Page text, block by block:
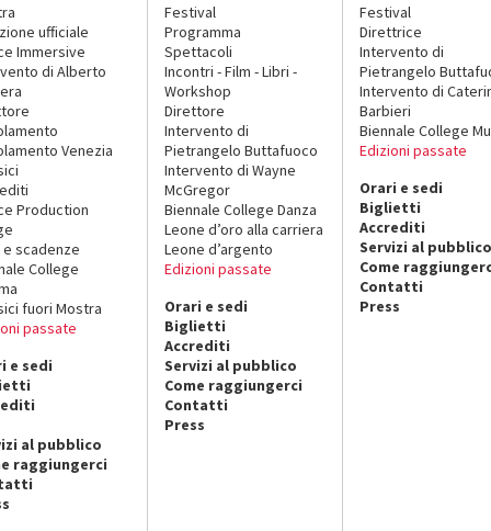
ufficiale
Immersive
di Alberto
Venezia
Production
e scadenze
College
fuori Mostra
passate
e sedi
al pubblico
raggiungerci
Festival
Programma
Spettacoli
Incontri - Film - Libri -
Workshop
Direttore
Intervento di
Pietrangelo Buttafuoco
Intervento di Wayne
McGregor
Biennale College Danza
Leone d’oro alla carriera
Leone d’argento
Edizioni passate
Orari e sedi
Biglietti
Accrediti
Servizi al pubblico
Come raggiungerci
Contatti
Press
Festival
Direttrice
Intervento di
Pietrangelo
Intervento di
Barbieri
Biennale College
Edizioni passate
Orari e sedi
Biglietti
Accrediti
Servizi al pubblico
Come
Contatti
Press